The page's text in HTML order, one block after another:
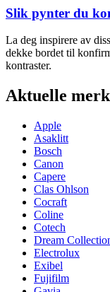
Slik pynter du
La deg inspirere av
dekke bordet til
kontraster.
Aktuelle
Apple
Asaklitt
Bosch
Canon
Capere
Clas Ohlson
Cocraft
Coline
Cotech
Dream
Electrolux
Exibel
Fujifilm